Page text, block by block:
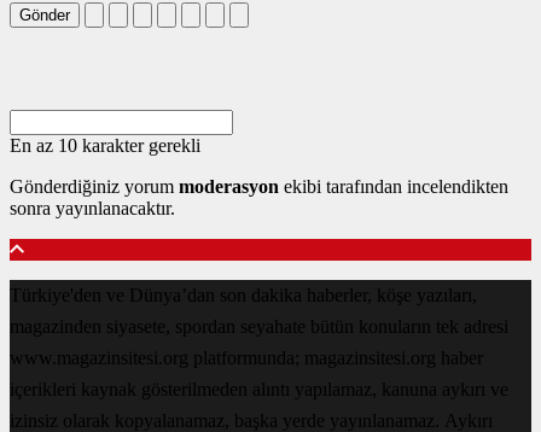
Gönder
En az 10 karakter gerekli
Gönderdiğiniz yorum moderasyon ekibi tarafından incelendikten
sonra yayınlanacaktır.
Türkiye'den ve Dünya’dan son dakika haberler, köşe yazıları,
magazinden siyasete, spordan seyahate bütün konuların tek adresi
www.magazinsitesi.org platformunda; magazinsitesi.org haber
içerikleri kaynak gösterilmeden alıntı yapılamaz, kanuna aykırı ve
izinsiz olarak kopyalanamaz, başka yerde yayınlanamaz. Aykırı